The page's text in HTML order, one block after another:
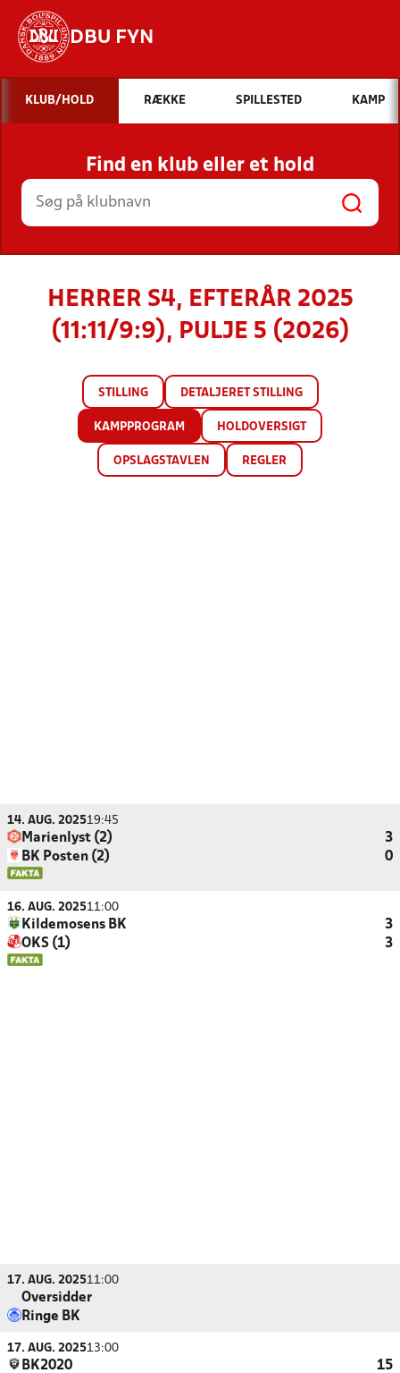
DBU FYN
Hvad vil du søge efter?
INDHOLD OG NYHEDER
STILLINGER, RESULTATER, KLUBBER OG
HOLD
KLUB/HOLD RÆKKE SPILLESTED KAMP
Find en klub eller et hold
HERRER S4, EFTERÅR 2025
(11:11/9:9), PULJE 5 (2026)
STILLING DETALJERET STILLING
KAMPPROGRAM HOLDOVERSIGT
OPSLAGSTAVLEN REGLER
14. AUG. 202519:45
Marienlyst (2)
3
BK Posten (2)
0
16. AUG. 202511:00
Kildemosens BK
3
OKS (1)
3
17. AUG. 202511:00
Oversidder
Ringe BK
17. AUG. 202513:00
BK2020
15